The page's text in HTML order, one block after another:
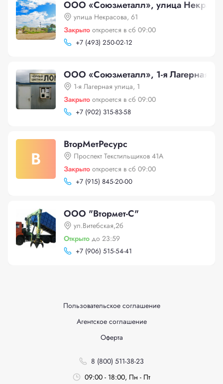
ООО «Союзметалл», улица
улица Некрасова, 61
Закрыто откроется в сб 09:00
+7 (493) 250-02-12
ООО «Союзметалл», 1-я Лагерная
1-я Лагерная улица, 1
Закрыто откроется в сб 09:00
+7 (902) 315-83-58
В
ВторМетРесурс
Проспект Текстильщиков 41А
Закрыто откроется в сб 09:00
+7 (915) 845-20-00
ООО "Втормет-С"
ул.Витебская,2б
Открыто до 23:59
+7 (906) 515-54-41
Пользовательское соглашение
Агентское соглашение
Оферта
8 (800) 511-38-23
09:00 - 18:00, Пн - Пт